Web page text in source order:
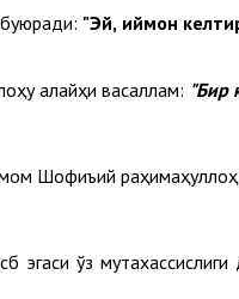
"Эй, иймон
алайҳи васаллам: "Бир
Шофиъий
эгаси ўз